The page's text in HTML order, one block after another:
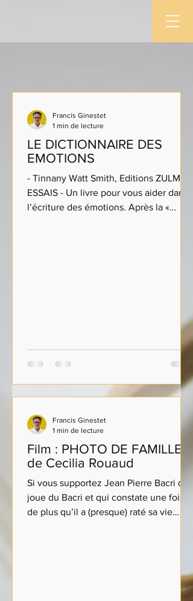
LE DICTIONNAIRE DES
EMOTIONS
- Tinnany Watt Smith, Editions ZULMA
ESSAIS - Un livre pour vous aider dans
l’écriture des émotions. Après la «
Francis Ginestet
1 min de lecture
Film : PHOTO DE FAMILLE
de Cecilia Rouaud
Si vous supportez Jean Pierre Bacri qui
joue du Bacri et qui constate une fois
de plus qu’il a (presque) raté sa vie… Le
Francis Ginestet
1 min de lecture